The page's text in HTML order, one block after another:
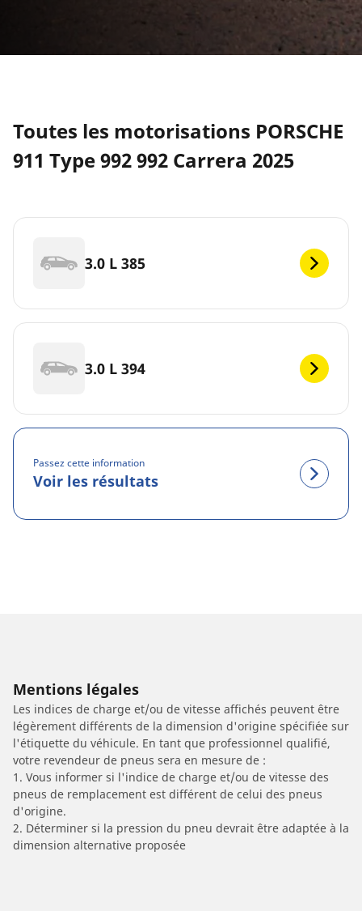
Toutes les motorisations PORSCHE
911 Type 992 992 Carrera 2025
3.0 L 385
3.0 L 394
Passez cette information
Voir les résultats
Mentions légales
Les indices de charge et/ou de vitesse affichés peuvent être
légèrement différents de la dimension d'origine spécifiée sur
l'étiquette du véhicule. En tant que professionnel qualifié,
votre revendeur de pneus sera en mesure de :
1. Vous informer si l'indice de charge et/ou de vitesse des
pneus de remplacement est différent de celui des pneus
d'origine.
2. Déterminer si la pression du pneu devrait être adaptée à la
dimension alternative proposée